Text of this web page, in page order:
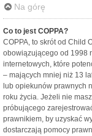
Na górę
Co to jest COPPA?
COPPA, to skrót od Child
obowiązującego od 1998
internetowych, które
– mających mniej niż 13
lub opiekunów prawnych
roku życia. Jeżeli nie
próbującego
prawnikiem, by uzyskać
dostarczają pomocy